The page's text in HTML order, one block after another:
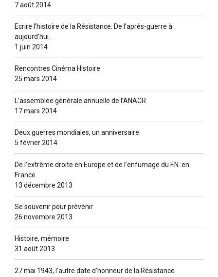
7 août 2014
Ecrire l’histoire de la Résistance. De l’après-guerre à
aujourd’hui.
1 juin 2014
Rencontres Cinéma Histoire
25 mars 2014
L’assemblée générale annuelle de l’ANACR
17 mars 2014
Deux guerres mondiales, un anniversaire.
5 février 2014
De l’extrême droite en Europe et de l’enfumage du F.N. en
France
13 décembre 2013
Se souvenir pour prévenir
26 novembre 2013
Histoire, mémoire
31 août 2013
27 mai 1943, l’autre date d’honneur de la Résistance